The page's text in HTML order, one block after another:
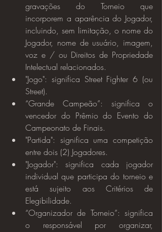
gravações do Torneio que
incorporem a aparência do Jogador,
incluindo, sem limitação, o nome do
Jogador, nome de usuário, imagem,
voz e / ou Direitos de Propriedade
Intelectual relacionados.
"Jogo": significa Street Fighter 6 (ou
Street).
“Grande Campeão”: significa o
vencedor do Prêmio do Evento do
Campeonato de Finais.
"Partida": significa uma competição
entre dois (2) Jogadores.
"Jogador": significa cada jogador
individual que participa do torneio e
está sujeito aos Critérios de
Elegibilidade.
“Organizador de Torneio”: significa
o responsável por organizar,